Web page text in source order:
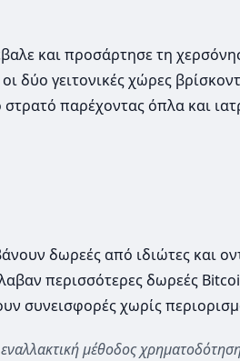
και προσάρτησε τη
δύο γειτονικές χώρες
παρέχοντας όπλα και
δωρεές από ιδιώτες και
περισσότερες δωρεές
συνεισφορές χωρίς
μέθοδος